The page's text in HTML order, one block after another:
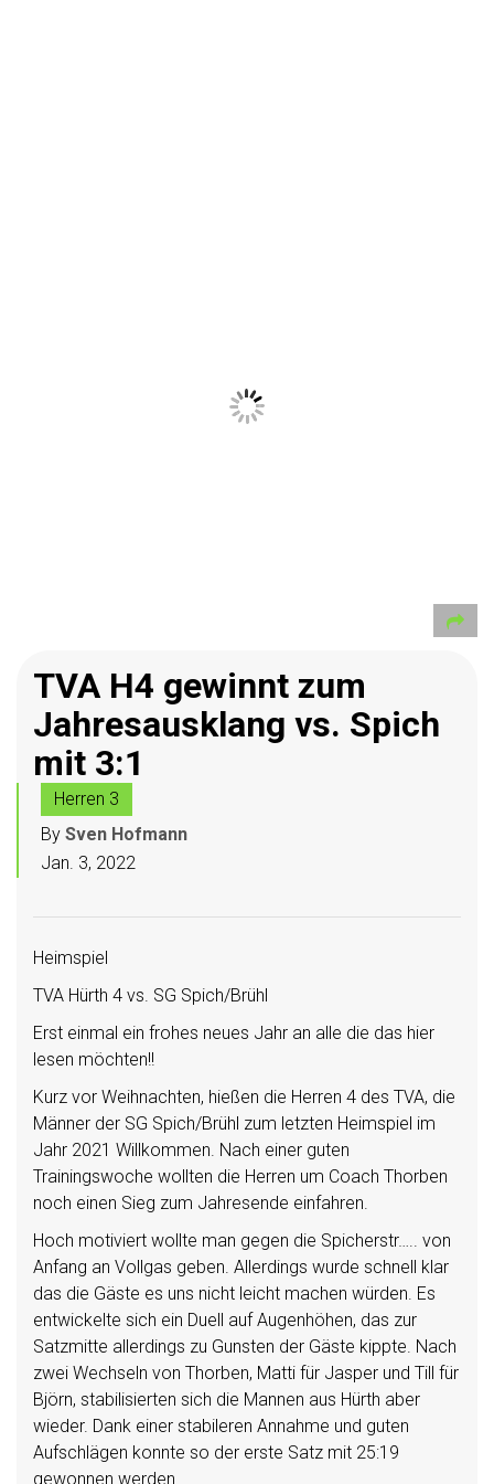
TVA H4 gewinnt zum
Jahresausklang vs. Spich
mit 3:1
Herren 3
By Sven Hofmann
Jan. 3, 2022
Heimspiel
TVA Hürth 4 vs. SG Spich/Brühl
Erst einmal ein frohes neues Jahr an alle die das hier
lesen möchten!!
Kurz vor Weihnachten, hießen die Herren 4 des TVA, die
Männer der SG Spich/Brühl zum letzten Heimspiel im
Jahr 2021 Willkommen. Nach einer guten
Trainingswoche wollten die Herren um Coach Thorben
noch einen Sieg zum Jahresende einfahren.
Hoch motiviert wollte man gegen die Spicherstr….. von
Anfang an Vollgas geben. Allerdings wurde schnell klar
das die Gäste es uns nicht leicht machen würden. Es
entwickelte sich ein Duell auf Augenhöhen, das zur
Satzmitte allerdings zu Gunsten der Gäste kippte. Nach
zwei Wechseln von Thorben, Matti für Jasper und Till für
Björn, stabilisierten sich die Mannen aus Hürth aber
wieder. Dank einer stabileren Annahme und guten
Aufschlägen konnte so der erste Satz mit 25:19
gewonnen werden.